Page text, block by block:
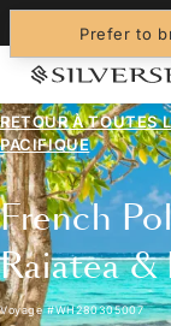
Prefer to
RETOUR À TOUTES
PACIFIQUE
French
Raiatea &
Voyage#WH280305007